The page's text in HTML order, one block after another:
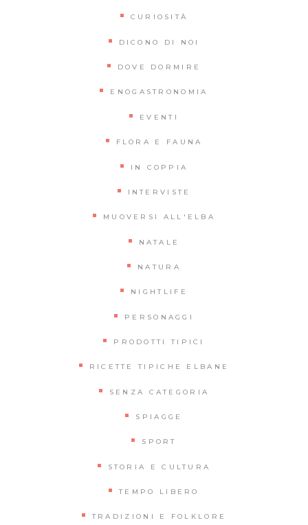
CURIOSITÀ
DICONO DI NOI
DOVE DORMIRE
ENOGASTRONOMIA
EVENTI
FLORA E FAUNA
IN COPPIA
INTERVISTE
MUOVERSI ALL'ELBA
NATALE
NATURA
NIGHTLIFE
PERSONAGGI
PRODOTTI TIPICI
RICETTE TIPICHE ELBANE
SENZA CATEGORIA
SPIAGGE
SPORT
STORIA E CULTURA
TEMPO LIBERO
TRADIZIONI E FOLKLORE